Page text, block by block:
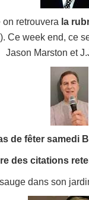
on retrouvera la
Ce week end, ce
Jason Marston et
de fêter samedi
des citations
dans son